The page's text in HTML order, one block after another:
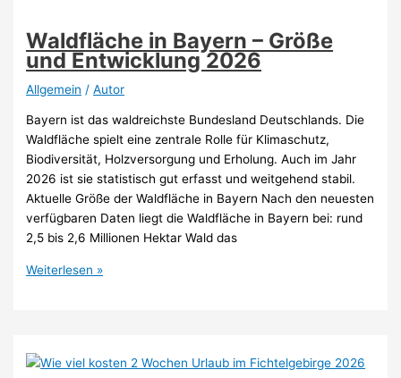
2026)
Waldfläche in Bayern – Größe
und Entwicklung 2026
Allgemein /Autor
Bayern ist das waldreichste Bundesland Deutschlands. Die
Waldfläche spielt eine zentrale Rolle für Klimaschutz,
Biodiversität, Holzversorgung und Erholung. Auch im Jahr
2026 ist sie statistisch gut erfasst und weitgehend stabil.
Aktuelle Größe der Waldfläche in Bayern Nach den neuesten
verfügbaren Daten liegt die Waldfläche in Bayern bei: rund
2,5 bis 2,6 Millionen Hektar Wald das
Waldfläche
und
Weiterlesen »